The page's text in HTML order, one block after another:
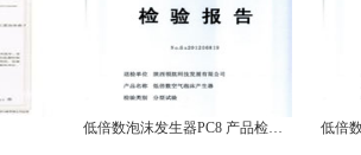
低倍数泡沫发生器PC8 产品检测报告